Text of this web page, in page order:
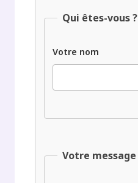
Qui êtes-vous ?
Votre nom
Votre message